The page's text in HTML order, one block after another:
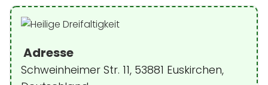
Adresse
Schweinheimer Str. 11, 53881 Euskirchen,